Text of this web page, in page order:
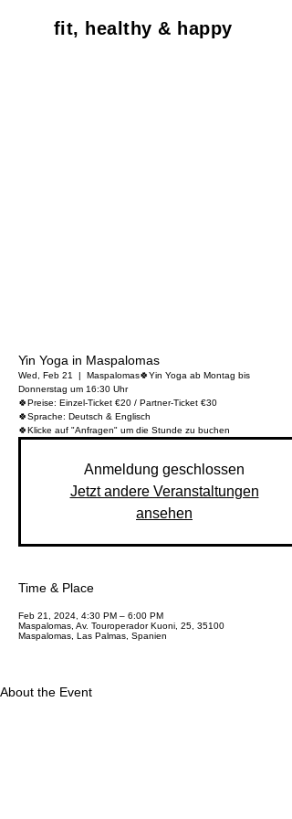
fit, healthy & happy
Yin Yoga in Maspalomas
Wed, Feb 21
  |
Maspalomas🍀Yin Yoga ab Montag bis
Donnerstag um 16:30 Uhr
🍀Preise: Einzel-Ticket €20 / Partner-Ticket €30
🍀Sprache: Deutsch & Englisch
🍀Klicke auf "Anfragen" um die Stunde zu buchen
Anmeldung geschlossen
Jetzt andere Veranstaltungen
ansehen
Time & Place
Feb 21, 2024, 4:30 PM – 6:00 PM
Maspalomas, Av. Touroperador Kuoni, 25, 35100
Maspalomas, Las Palmas, Spanien
About the Event